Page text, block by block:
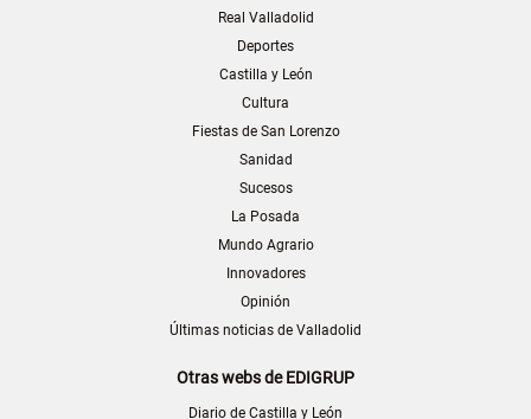
Real Valladolid
Deportes
Castilla y León
Cultura
Fiestas de San Lorenzo
Sanidad
Sucesos
La Posada
Mundo Agrario
Innovadores
Opinión
Últimas noticias de Valladolid
Otras webs de EDIGRUP
Diario de Castilla y León